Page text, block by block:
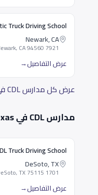
Truck Driving School
Newark, CA
7921 Enterprise Dr Unit E, Newark, CA 94560
عرض التفاصيل→
عرض كل مدارس CDL في California (164) →
مدارس CDL في Texas
Truck Driving School
DeSoto, TX
1701 Kestrel Ave, DeSoto, TX 75115
عرض التفاصيل→